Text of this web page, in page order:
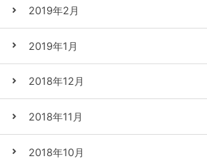
2019年2月
2019年1月
2018年12月
2018年11月
2018年10月